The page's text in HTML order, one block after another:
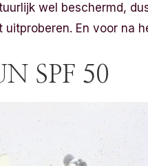
wel beschermd,
En voor na
SPF 50